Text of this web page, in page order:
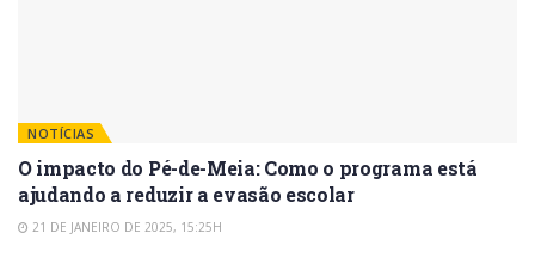
NOTÍCIAS
O impacto do Pé-de-Meia: Como o programa está
ajudando a reduzir a evasão escolar
21 DE JANEIRO DE 2025, 15:25H